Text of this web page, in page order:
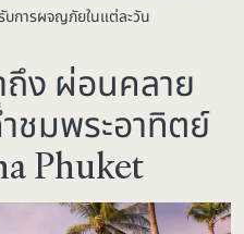
การผจญภัยในแต่ละวัน
ถึง ผ่อนคลาย
ชมพระอาทิตย์
Phuket